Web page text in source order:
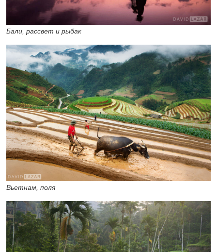
Бали, рассвет и рыбак
Вьетнам, поля